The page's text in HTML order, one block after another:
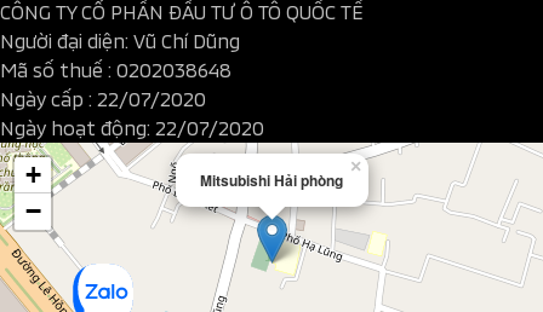
CÔNG TY CỔ PHẦN ĐẦU TƯ Ô TÔ QUỐC TẾ
Người đại diện: Vũ Chí Dũng
Mã số thuế : 0202038648
Ngày cấp : 22/07/2020
Ngày hoạt động: 22/07/2020
Mitsubishi Hải phòng
×
+
−